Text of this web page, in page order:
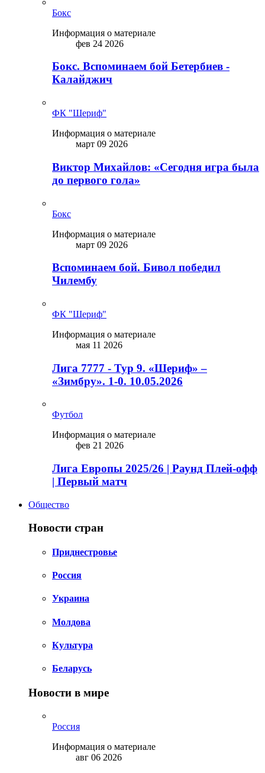
Бокс
Информация о материале
фев 24 2026
Бокс. Вспоминаем бой Бетербиев -
Калайджич
ФК "Шериф"
Информация о материале
март 09 2026
Виктор Михайлов: «Сегодня игра была
до первого гола»
Бокс
Информация о материале
март 09 2026
Вспоминаем бой. Бивол победил
Чилембу
ФК "Шериф"
Информация о материале
мая 11 2026
Лига 7777 - Тур 9. «Шериф» –
«Зимбру». 1-0. 10.05.2026
Футбол
Информация о материале
фев 21 2026
Лига Европы 2025/26 | Раунд Плей-офф
| Первый матч
Общество
Новости стран
Приднестровье
Россия
Украина
Молдова
Культура
Беларусь
Новости в мире
Россия
Информация о материале
авг 06 2026